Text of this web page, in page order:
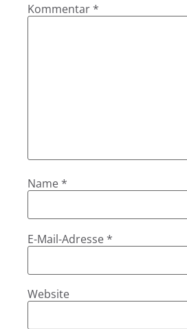
Kommentar *
Name *
E-Mail-Adresse *
Website